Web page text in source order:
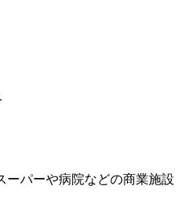
ーパーや病院などの商業施設